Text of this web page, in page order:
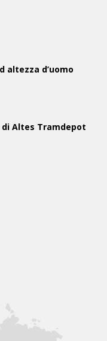
altezza d’uomo
Altes Tramdepot